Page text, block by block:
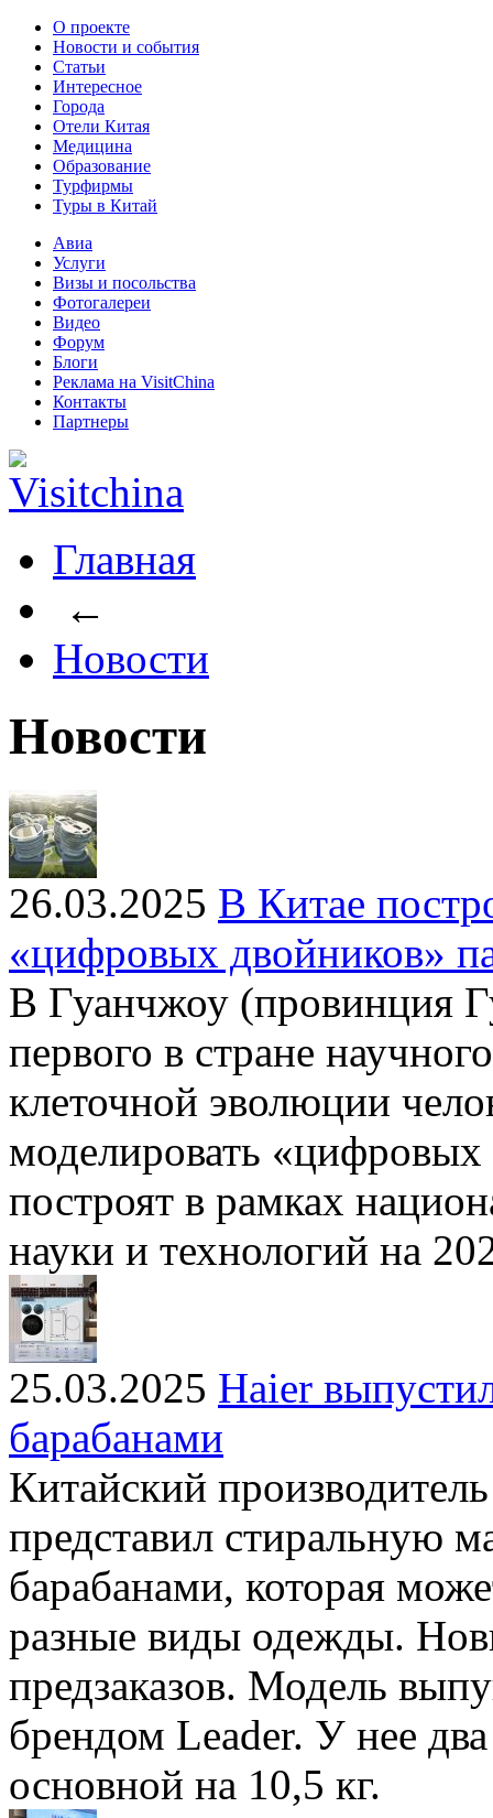
О проекте
Новости и события
Статьи
Интересное
Города
Отели Китая
Медицина
Образование
Турфирмы
Туры в Китай
Авиа
Услуги
Визы и посольства
Фотогалереи
Видео
Форум
Блоги
Реклама на VisitChina
Контакты
Партнеры
Главная
←
Новости
Новости
26.03.2025 В Китае
«цифровых двойников»
В Гуанчжоу (провинция
первого в стране
клеточной эволюции
моделировать
построят в рамках
науки и технологий на
25.03.2025 Haier
барабанами
Китайский
представил стиральную
барабанами, которая
разные виды одежды.
предзаказов. Модель
брендом Leader. У нее
основной на 10,5 кг.